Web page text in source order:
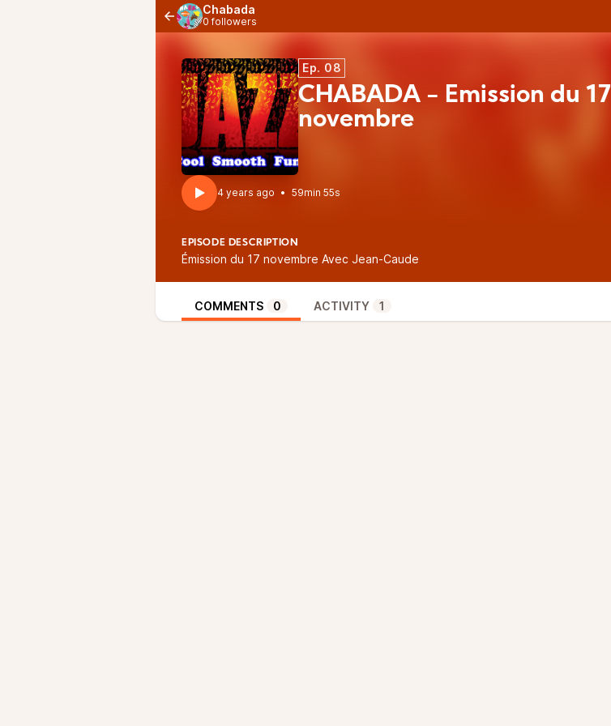
Chabada
0 followers
Ep. 08
CHABADA - Émission du 17
novembre
4 years ago • 59min 55s
EPISODE DESCRIPTION
Émission du 17 novembre Avec Jean-Caude
COMMENTS 0 ACTIVITY 1